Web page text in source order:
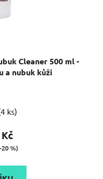
Cleaner 500 ml -
a nubuk kůži
(4 ks)